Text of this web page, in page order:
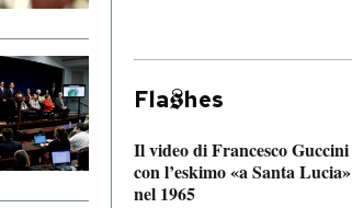
Fla hes
Il video di Francesco Guccini
con l’eskimo «a Santa Lucia»
nel 1965